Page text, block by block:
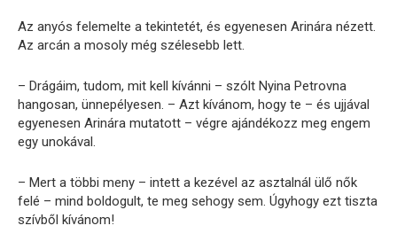
Az anyós felemelte a tekintetét, és egyenesen Arinára nézett.
Az arcán a mosoly még szélesebb lett.
– Drágáim, tudom, mit kell kívánni – szólt Nyina Petrovna
hangosan, ünnepélyesen. – Azt kívánom, hogy te – és ujjával
egyenesen Arinára mutatott – végre ajándékozz meg engem
egy unokával.
– Mert a többi meny – intett a kezével az asztalnál ülő nők
felé – mind boldogult, te meg sehogy sem. Úgyhogy ezt tiszta
szívből kívánom!